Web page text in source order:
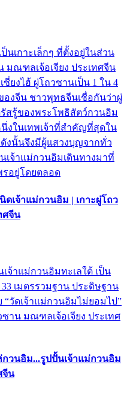
นเกาะเล็กๆ ที่ตั้งอยู่ในส่วน
มณฑลเจ้อเจียง ประเทศจีน
ยงไฮ้ ผู่โถวซานเป็น 1 ใน 4
งจีน ชาวพุทธจีนเชื่อกันว่าผู่
สรู้ของพระโพธิสัตว์กวนอิม
งในเทพเจ้าที่สำคัญที่สุดใน
งนั้นจึงมีผู้แสวงบุญจากทั่ว
เจ้าแม่กวนอิมเดินทางมาที่
รอยู่โดยตลอด
เจ้าแม่กวนอิม | เกาะผู่โถว
ศจีน
จ้าแม่กวนอิมทะเลใต้ เป็น
เมตรรวมฐาน ประดิษฐาน
วัดเจ้าแม่กวนอิมไม่ยอมไป”
าน มณฑลเจ้อเจียง ประเทศ
กวนอิม...รูปปั้นเจ้าแม่กวนอิม
จีน